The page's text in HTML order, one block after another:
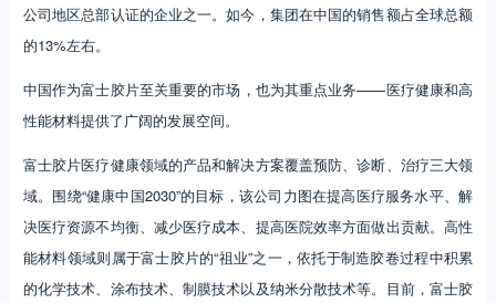
公司地区总部认证的企业之一。如今，集团在中国的销售额占全球总额
的13%左右。
中国作为富士胶片至关重要的市场，也为其重点业务——医疗健康和高
性能材料提供了广阔的发展空间。
富士胶片医疗健康领域的产品和解决方案覆盖预防、诊断、治疗三大领
域。围绕“健康中国2030”的目标，该公司力图在提高医疗服务水平、解
决医疗资源不均衡、减少医疗成本、提高医院效率方面做出贡献。高性
能材料领域则属于富士胶片的“祖业”之一，依托于制造胶卷过程中积累
的化学技术、涂布技术、制膜技术以及纳米分散技术等。目前，富士胶